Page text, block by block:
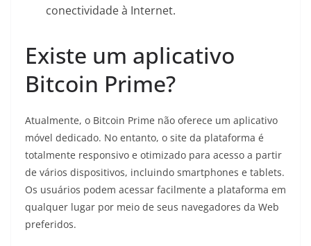
conectividade à Internet.
Existe um aplicativo
Bitcoin Prime?
Atualmente, o Bitcoin Prime não oferece um aplicativo
móvel dedicado. No entanto, o site da plataforma é
totalmente responsivo e otimizado para acesso a partir
de vários dispositivos, incluindo smartphones e tablets.
Os usuários podem acessar facilmente a plataforma em
qualquer lugar por meio de seus navegadores da Web
preferidos.